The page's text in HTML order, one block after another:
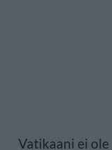
Vatikaani ei